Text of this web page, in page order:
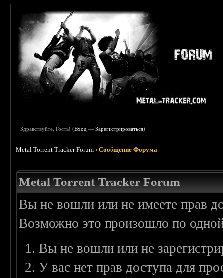
Здравствуйте, Гость! (Вход —Зарегистрироваться)
Metal Torrent Tracker Forum ›Сообщение Форума
Metal Torrent Tracker Forum
Вы не вошли или не имеете прав
Возможно это произошло по
Вы не вошли или не
У вас нет прав доступа для